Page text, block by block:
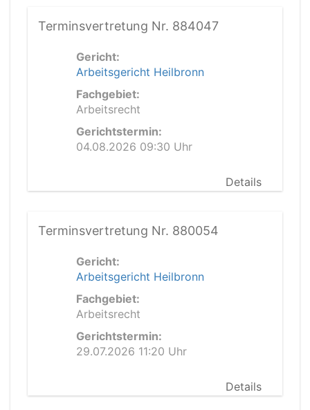
Terminsvertretung Nr. 884047
Gericht:
Arbeitsgericht Heilbronn
Fachgebiet:
Arbeitsrecht
Gerichtstermin:
04.08.2026 09:30 Uhr
Details
Terminsvertretung Nr. 880054
Gericht:
Arbeitsgericht Heilbronn
Fachgebiet:
Arbeitsrecht
Gerichtstermin:
29.07.2026 11:20 Uhr
Details